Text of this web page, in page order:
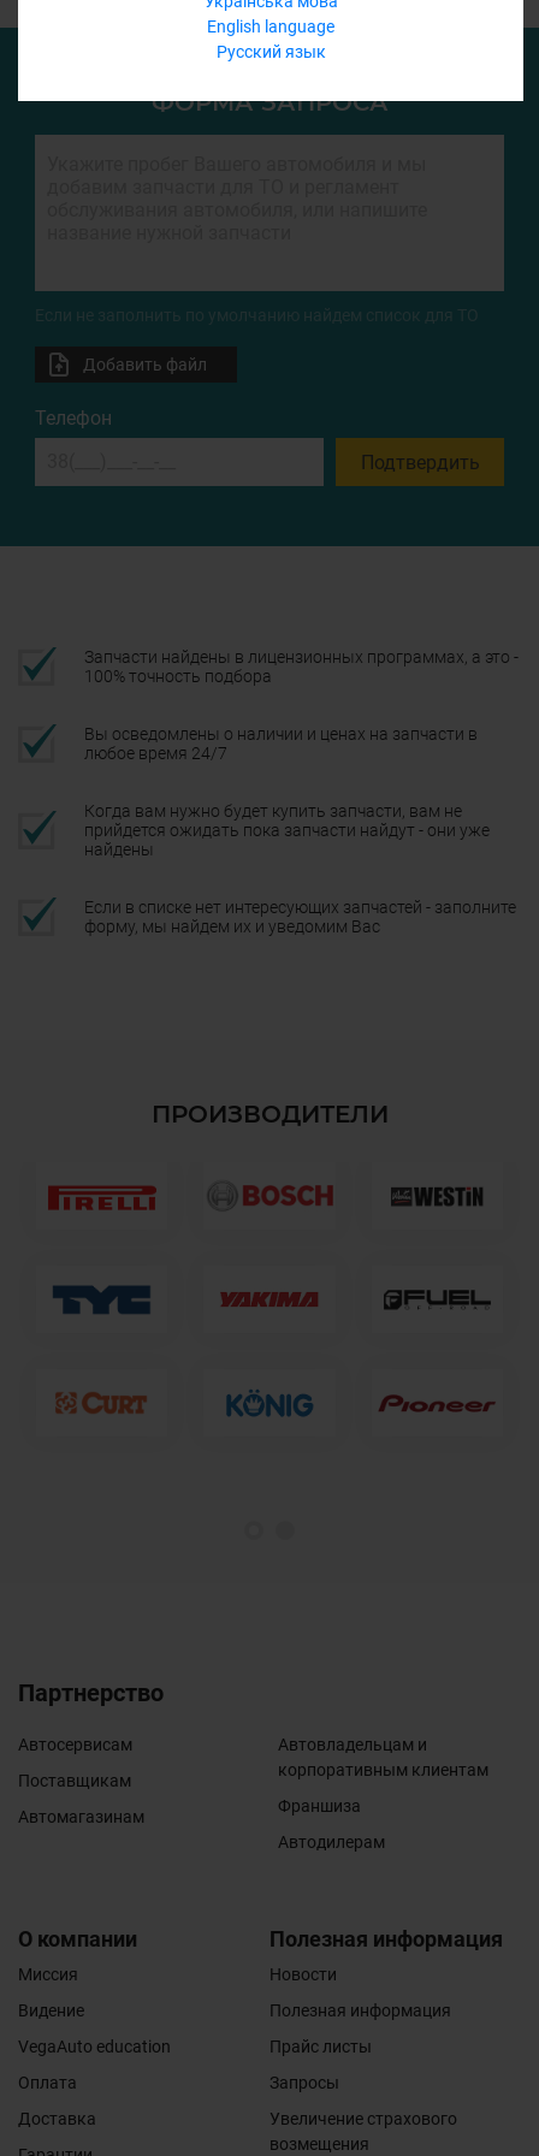
English language
Русский язык
ФОРМА ЗАПРОСА
Если не заполнить по умолчанию найдем список для ТО
Добавить файл
Телефон
Подтвердить
Запчасти найдены в лицензионных программах, а это -
100% точность подбора
Вы осведомлены о наличии и ценах на запчасти в
любое время 24/7
Когда вам нужно будет купить запчасти, вам не
прийдется ожидать пока запчасти найдут - они уже
найдены
Если в списке нет интересующих запчастей - заполните
форму, мы найдем их и уведомим Вас
ПРОИЗВОДИТЕЛИ
Партнерство
Автосервисам
Поставщикам
Автомагазинам
Автовладельцам и
корпоративным клиентам
Франшиза
Автодилерам
О компании
Миссия
Видение
VegaAuto education
Оплата
Доставка
Полезная информация
Новости
Полезная информация
Прайс листы
Запросы
Увеличение страхового
возмещения